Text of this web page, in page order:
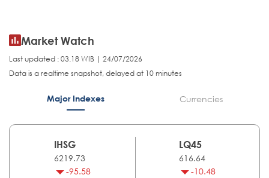
Market Watch
Last updated : 03.18 WIB | 24/07/2026
Data is a realtime snapshot, delayed at 10 minutes
Major Indexes Currencies
IHSG
6219.73
-95.58
LQ45
616.64
-10.48